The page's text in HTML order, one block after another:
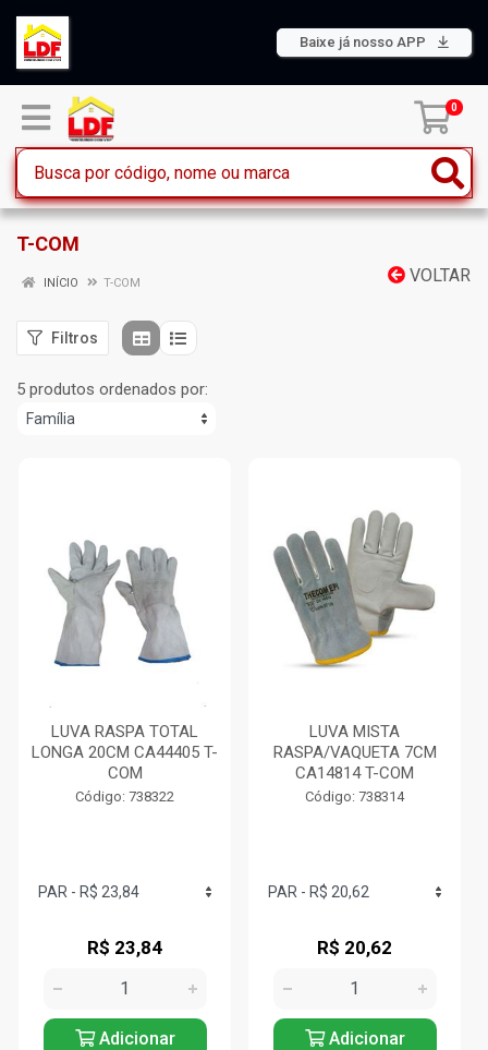
Baixe já nosso APP
0
T-COM
VOLTAR
INÍCIO T-COM
Filtros
5 produtos ordenados por:
LUVA RASPA TOTAL
LONGA 20CM CA44405 T-
COM
Código: 738322
R$ 23,84
Adicionar
LUVA MISTA
RASPA/VAQUETA 7CM
CA14814 T-COM
Código: 738314
R$ 20,62
Adicionar